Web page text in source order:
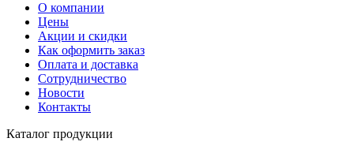
О компании
Цены
Акции и скидки
Как оформить заказ
Оплата и доставка
Сотрудничество
Новости
Контакты
Каталог продукции